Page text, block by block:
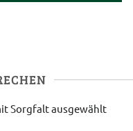
Sorgfalt ausgewählt